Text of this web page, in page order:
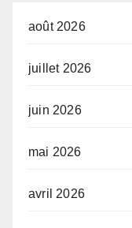
août 2026
juillet 2026
juin 2026
mai 2026
avril 2026